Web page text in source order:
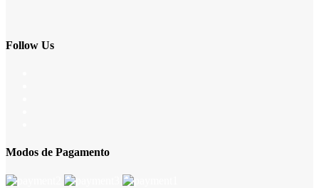
Follow Us
Modos de Pagamento